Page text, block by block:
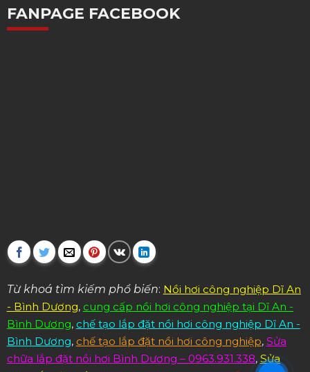
FANPAGE FACEBOOK
Từ khoá tìm kiếm phổ biến: Nồi hơi công nghiệp Dĩ An
- Bình Dương, cung cấp nồi hơi công nghiệp tại Dĩ An -
Bình Dương, chế tạo lắp đặt nồi hơi công nghiệp Dĩ An -
Bình Dương, chế tạo lắp đặt nồi hơi công nghiệp, Sửa
chữa lắp đặt nồi hơi Bình Dương – 0963.931.338, Sửa